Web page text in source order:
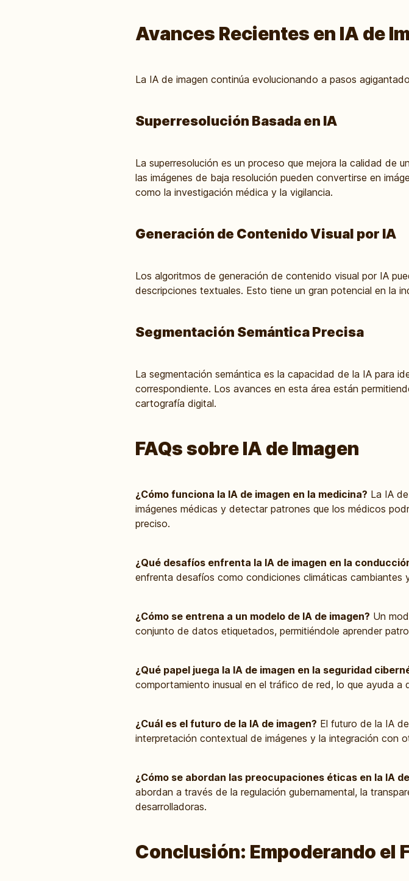
Avances Recientes en IA de
La IA de imagen continúa evolucionando a pasos
Superresolución Basada en IA
La superresolución es un proceso que mejora la calidad de
las imágenes de baja resolución pueden convertirse en
como la investigación médica y la vigilancia.
Generación de Contenido Visual por IA
Los algoritmos de generación de contenido visual por IA
descripciones textuales. Esto tiene un gran potencial en la
Segmentación Semántica Precisa
La segmentación semántica es la capacidad de la IA para
correspondiente. Los avances en esta área están
cartografía digital.
FAQs sobre IA de Imagen
¿Cómo funciona la IA de imagen en la medicina? La IA
imágenes médicas y detectar patrones que los médicos
preciso.
¿Qué desafíos enfrenta la IA de imagen en la
enfrenta desafíos como condiciones climáticas
¿Cómo se entrena a un modelo de IA de imagen? Un
conjunto de datos etiquetados, permitiéndole aprender
¿Qué papel juega la IA de imagen en la seguridad
comportamiento inusual en el tráfico de red, lo que ayuda
¿Cuál es el futuro de la IA de imagen? El futuro de la IA
interpretación contextual de imágenes y la integración con
¿Cómo se abordan las preocupaciones éticas en la IA
abordan a través de la regulación gubernamental, la
desarrolladoras.
Conclusión: Empoderando el